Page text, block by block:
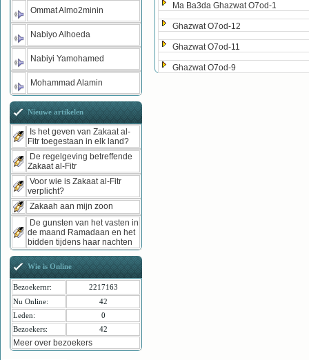
Ma Ba3da Ghazwat O7od-1
Ghazwat O7od-12
Ghazwat O7od-11
Ghazwat O7od-9
Ommat Almo2minin
Nabiyo Alhoeda
Nabiyi Yamohamed
Mohammad Alamin
Nieuwe artikelen
Is het geven van Zakaat al-
Fitr toegestaan in elk land?
De regelgeving betreffende
Zakaat al-Fitr
Voor wie is Zakaat al-Fitr
verplicht?
Zakaah aan mijn zoon
De gunsten van het vasten in
de maand Ramadaan en het
bidden tijdens haar nachten
Wie is Online
Bezoekernr:
2217163
Nu Online:
42
Leden:
0
Bezoekers:
42
Meer over bezoekers